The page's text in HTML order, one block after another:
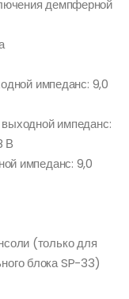
демпферной
импеданс: 9,0
выходной импеданс:
В
импеданс: 9,0
(только для
блока SP-33)